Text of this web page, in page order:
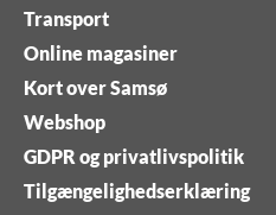
Transport
Online magasiner
Kort over Samsø
Webshop
GDPR og privatlivspolitik
Tilgængelighedserklæring